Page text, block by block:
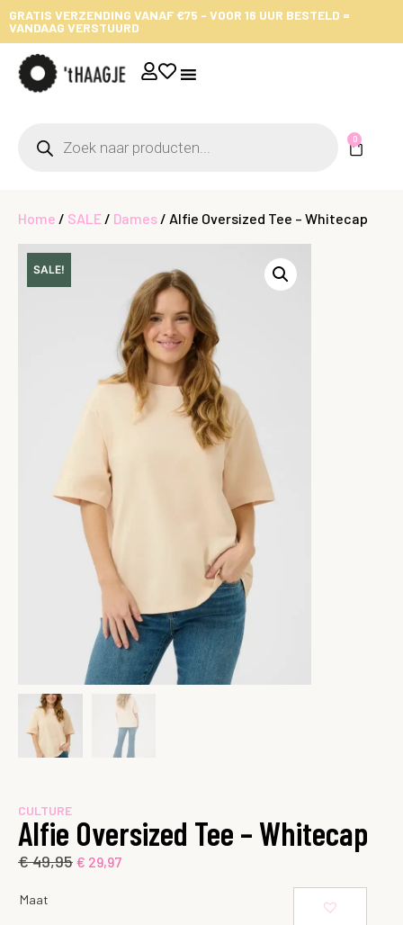
GRATIS VERZENDING VANAF €75 - VOOR 16 UUR BESTELD =
VANDAAG VERSTUURD
0
Home / SALE / Dames / Alfie Oversized Tee – Whitecap
CULTURE
Alfie Oversized Tee – Whitecap
€49,95 € 29,97
Maat